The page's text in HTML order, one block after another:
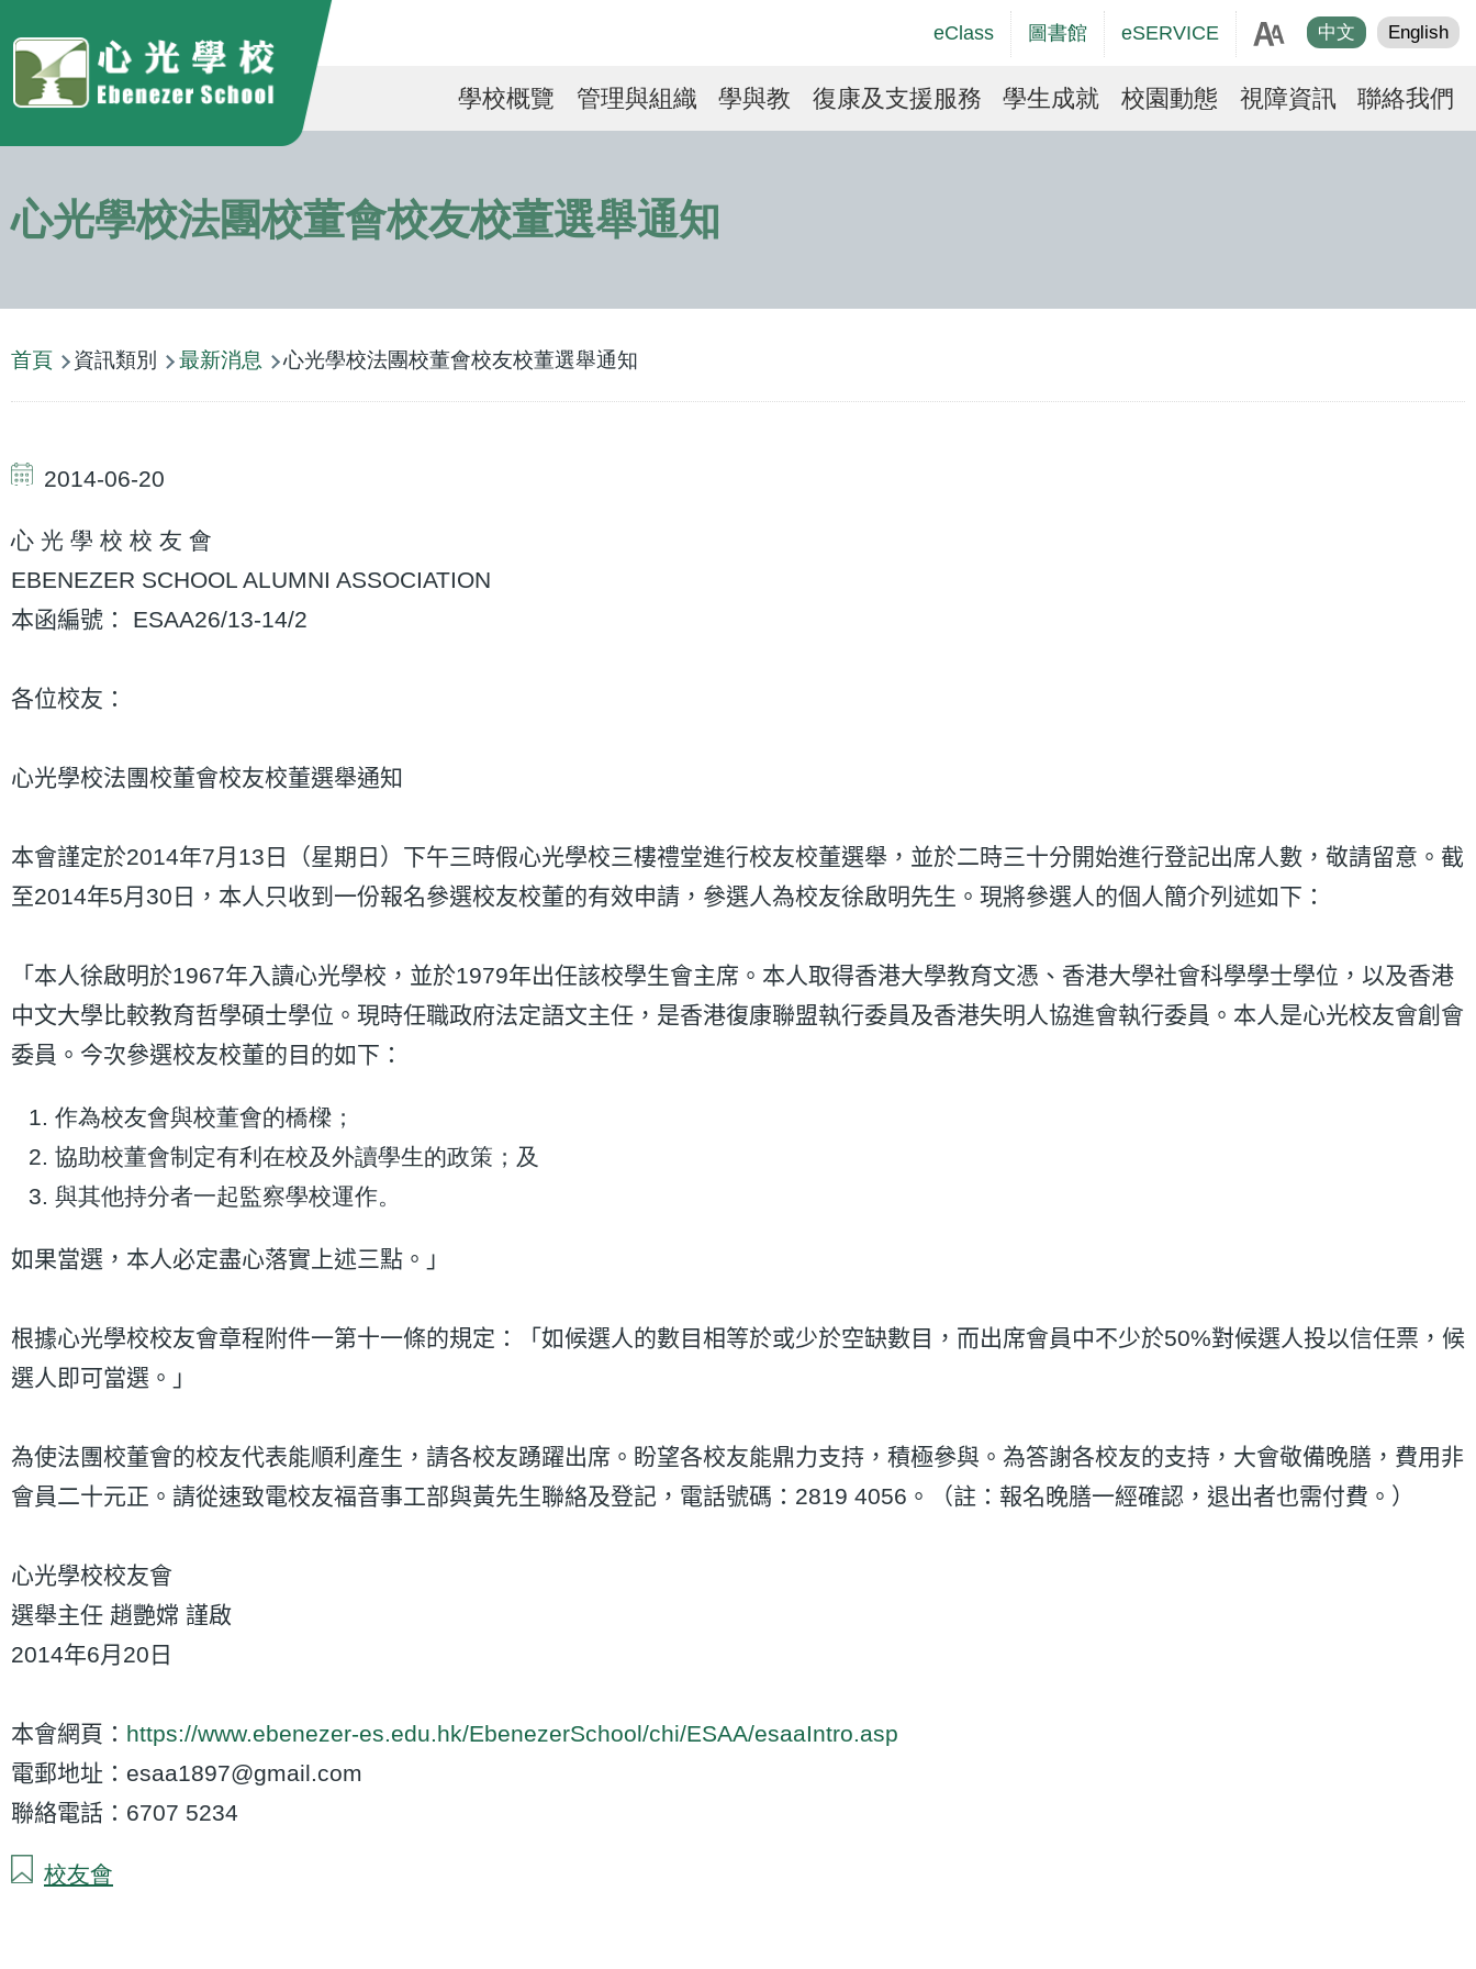
Social
Language
switcher
中文 English
eClass 圖書館 eSERVICE
Main
navigation
學校概覽 管理與組織 學與教 復康及支援服務 學生成就 校園動態 視障資訊 聯絡我們
心光學校法團校董會校友校董選舉通知
航
連
結
首頁 資訊類別 最新消息 心光學校法團校董會校友校董選舉通知
2014-06-20
心 光 學 校 校 友 會
EBENEZER SCHOOL ALUMNI ASSOCIATION
本函編號： ESAA26/13-14/2
各位校友：
心光學校法團校董會校友校董選舉通知
本會謹定於2014年7月13日（星期日）下午三時假心光學校三樓禮堂進行校友校董選舉，並於二時三十分開始進行登記出席人數，敬請留意。截
至2014年5月30日，本人只收到一份報名參選校友校董的有效申請，參選人為校友徐啟明先生。現將參選人的個人簡介列述如下：
「本人徐啟明於1967年入讀心光學校，並於1979年出任該校學生會主席。本人取得香港大學教育文憑、香港大學社會科學學士學位，以及香港
中文大學比較教育哲學碩士學位。現時任職政府法定語文主任，是香港復康聯盟執行委員及香港失明人協進會執行委員。本人是心光校友會創會
委員。今次參選校友校董的目的如下：
作為校友會與校董會的橋樑；
協助校董會制定有利在校及外讀學生的政策；及
與其他持分者一起監察學校運作。
如果當選，本人必定盡心落實上述三點。」
根據心光學校校友會章程附件一第十一條的規定：「如候選人的數目相等於或少於空缺數目，而出席會員中不少於50%對候選人投以信任票，候
選人即可當選。」
為使法團校董會的校友代表能順利產生，請各校友踴躍出席。盼望各校友能鼎力支持，積極參與。為答謝各校友的支持，大會敬備晚膳，費用非
會員二十元正。請從速致電校友福音事工部與黃先生聯絡及登記，電話號碼：2819 4056。（註：報名晚膳一經確認，退出者也需付費。）
心光學校校友會
選舉主任 趙艷嫦 謹啟
2014年6月20日
本會網頁： https://www.ebenezer-es.edu.hk/EbenezerSchool/chi/ESAA/esaaIntro.asp
電郵地址：esaa1897@gmail.com
聯絡電話：6707 5234
校友會